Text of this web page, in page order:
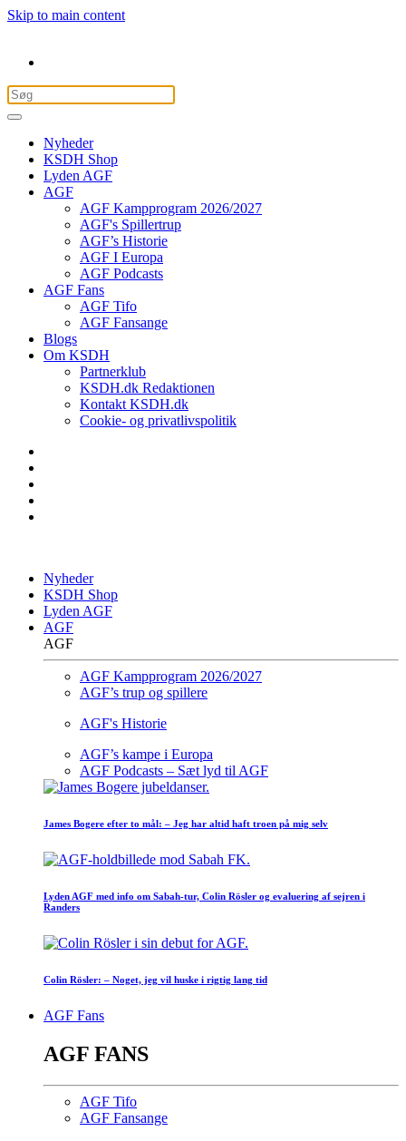
Skip to main content
Nyheder
KSDH Shop
Lyden AGF
AGF
AGF Kampprogram 2026/2027
AGF's Spillertrup
AGF’s Historie
AGF I Europa
AGF Podcasts
AGF Fans
AGF Tifo
AGF Fansange
Blogs
Om KSDH
Partnerklub
KSDH.dk Redaktionen
Kontakt KSDH.dk
Cookie- og privatlivspolitik
Nyheder
KSDH Shop
Lyden AGF
AGF
AGF
AGF Kampprogram 2026/2027
AGF’s trup og spillere
AGF's Historie
AGF’s kampe i Europa
AGF Podcasts – Sæt lyd til AGF
James Bogere efter to mål: – Jeg har altid haft troen på mig selv
Lyden AGF med info om Sabah-tur, Colin Rösler og evaluering af sejren i
Randers
Colin Rösler: – Noget, jeg vil huske i rigtig lang tid
AGF Fans
AGF FANS
AGF Tifo
AGF Fansange